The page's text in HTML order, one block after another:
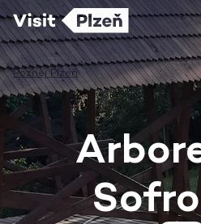
Poznej Plzeň